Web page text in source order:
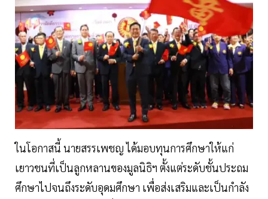
ในโอกาสนี้ นายสรรเพชญ ได้มอบทุนการศึกษาให้แก่
เยาวชนที่เป็นลูกหลานของมูลนิธิฯ ตั้งแต่ระดับชั้นประถม
ศึกษาไปจนถึงระดับอุดมศึกษา เพื่อส่งเสริมและเป็นกำลัง